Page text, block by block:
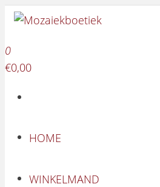
Ga naar de inhoud
0
€0,00
HOME
WINKELMAND